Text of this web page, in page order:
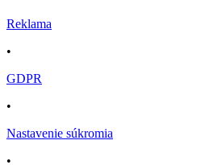
Reklama
•
GDPR
•
Nastavenie súkromia
•